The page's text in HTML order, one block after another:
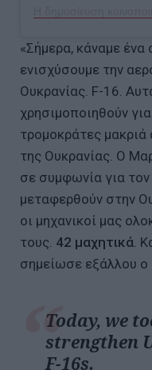
«Σήμερα, κάναμε ένα
ενισχύσουμε την
Ουκρανίας. F-16.
χρησιμοποιηθούν
τρομοκράτες
της Ουκρανίας. Ο
σε συμφωνία για
μεταφερθούν στην
οι μηχανικοί μας
τους. 42 μαχητικά.
σημείωσε εξάλλου
Today, we
strengthen
F-16s.